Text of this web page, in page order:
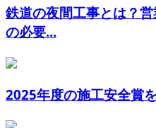
鉄道の夜間工事とは？
の必要...
2025年度の施工安全賞